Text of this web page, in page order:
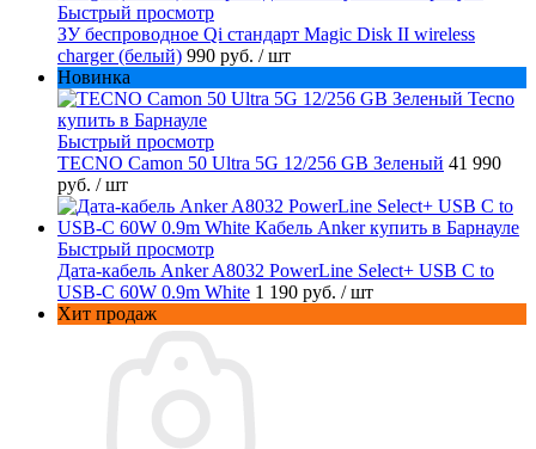
Быстрый просмотр
ЗУ беспроводное Qi стандарт Magic Disk II wireless
charger (белый) 990 руб. / шт
Новинка
Быстрый просмотр
TECNO Camon 50 Ultra 5G 12/256 GB Зеленый 41 990
руб. / шт
Быстрый просмотр
Дата-кабель Anker A8032 PowerLine Select+ USB C to
USB-C 60W 0.9m White 1 190 руб. / шт
Хит продаж